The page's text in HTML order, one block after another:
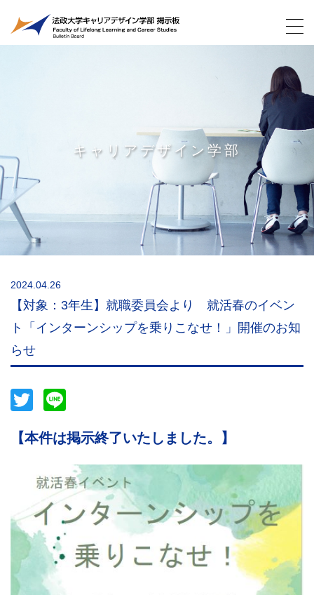
キャリアデザイン学部
2024.04.26
【対象：3年生】就職委員会より 就活春のイベン
ト「インターンシップを乗りこなせ！」開催のお知
らせ
Twitter
【本件は掲示終了いたしました。】